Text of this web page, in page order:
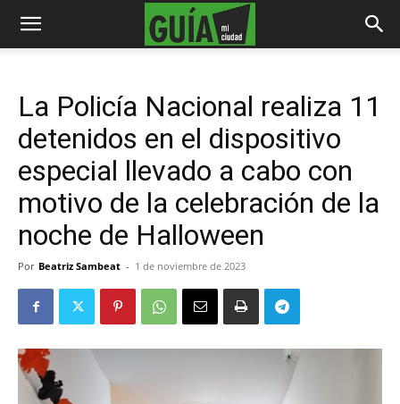
La Policía Nacional realiza 11
detenidos en el dispositivo
especial llevado a cabo con
motivo de la celebración de la
noche de Halloween
Por Beatriz Sambeat - 1 de noviembre de 2023